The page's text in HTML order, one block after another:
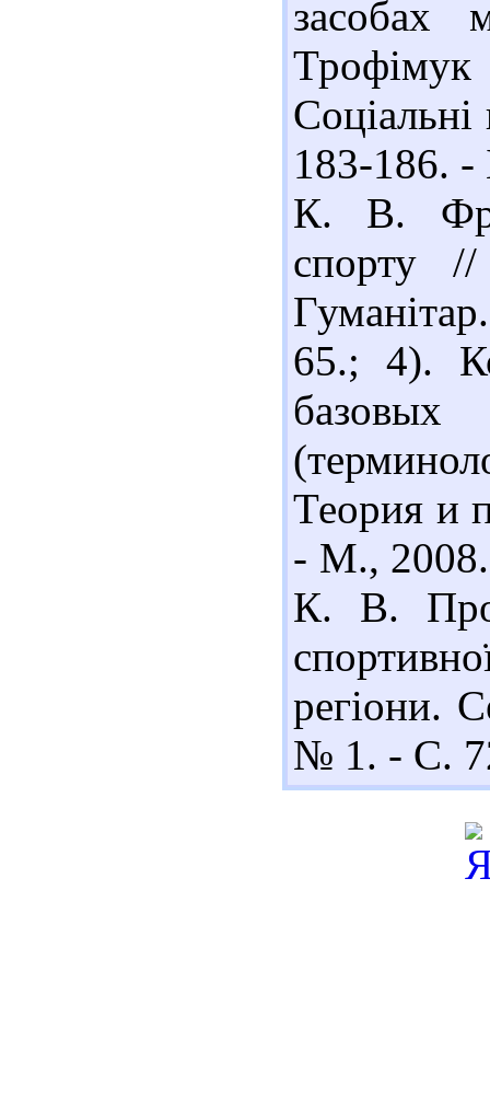
засобах
Трофімук
183-186. -
К. В.
спорту
65.; 4).
Теория и
- М.,
К. В.
регіони.
№ 1. - С.